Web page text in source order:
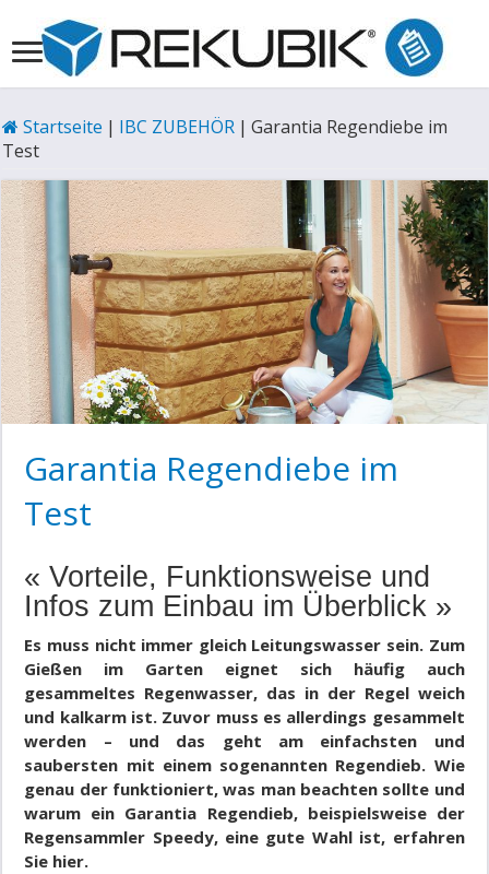
Startseite | IBC ZUBEHÖR | Garantia Regendiebe im
Test
Garantia Regendiebe im
Test
« Vorteile, Funktionsweise und
Infos zum Einbau im Überblick »
Es muss nicht immer gleich Leitungswasser sein. Zum
Gießen im Garten eignet sich häufig auch
gesammeltes Regenwasser, das in der Regel weich
und kalkarm ist. Zuvor muss es allerdings gesammelt
werden – und das geht am einfachsten und
saubersten mit einem sogenannten Regendieb. Wie
genau der funktioniert, was man beachten sollte und
warum ein Garantia Regendieb, beispielsweise der
Regensammler Speedy, eine gute Wahl ist, erfahren
Sie hier.